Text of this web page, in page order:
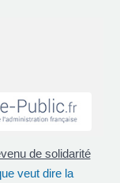
de solidarité
veut dire la